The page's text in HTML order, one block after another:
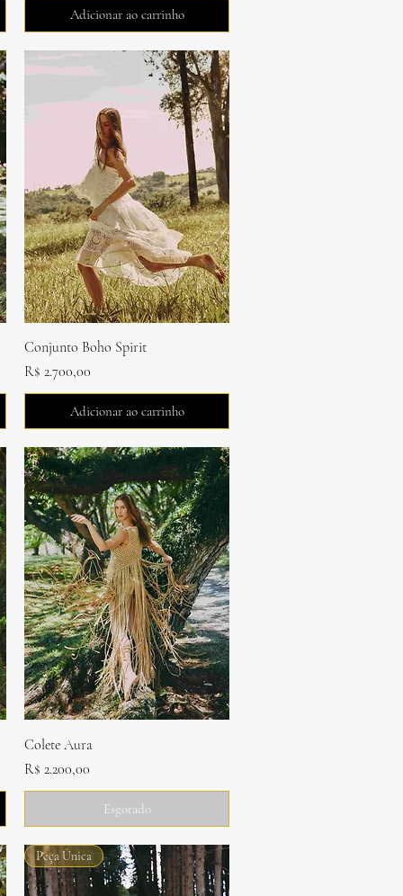
Adicionar ao carrinho
Visualização rápida
Conjunto Boho Spirit
Preço
R$ 2.700,00
Adicionar ao carrinho
Visualização rápida
Colete Aura
Preço
R$ 2.200,00
Esgotado
Peça Única